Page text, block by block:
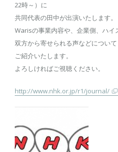
22時～）に
共同代表の田中が出演いたします。
Warisの事業内容や、企業側、ハイ
双方から寄せられる声などについて
ご紹介いたします。
よろしければご視聴ください。
http://www.nhk.or.jp/r1/journal/